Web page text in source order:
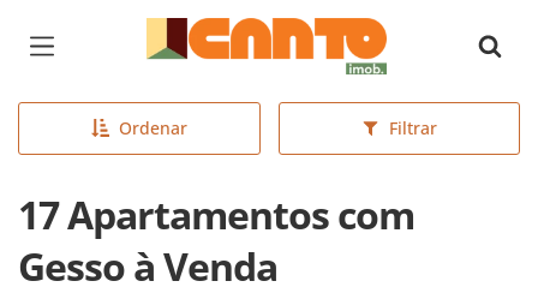
Página inicial
Ordenar Filtrar
17 Apartamentos com
Gesso à Venda